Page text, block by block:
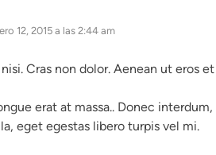
12, 2015 a las 2:44 am
Cras non dolor. Aenean ut eros
erat at massa.. Donec
eget egestas libero turpis vel mi.